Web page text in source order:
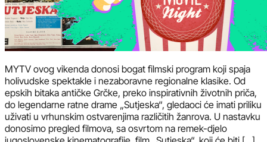
MYTV ovog vikenda donosi bogat filmski program koji spaja
holivudske spektakle i nezaboravne regionalne klasike. Od
epskih bitaka antičke Grčke, preko inspirativnih životnih priča,
do legendarne ratne drame „Sutjeska“, gledaoci će imati priliku
uživati u vrhunskim ostvarenjima različitih žanrova. U nastavku
donosimo pregled filmova, sa osvrtom na remek-djelo